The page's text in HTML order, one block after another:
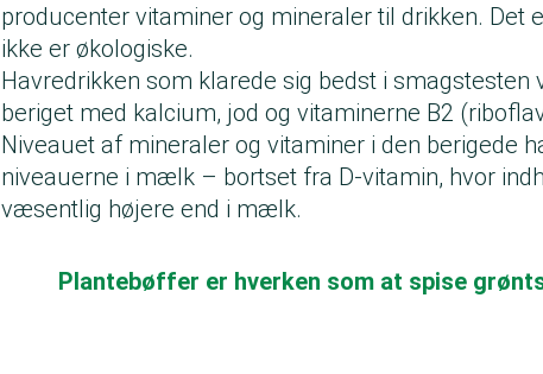
producenter vitaminer og mineraler til drikken. Det
ikke er økologiske.
Havredrikken som klarede sig bedst i smagstesten
beriget med kalcium, jod og vitaminerne B2
Niveauet af mineraler og vitaminer i den berigede
niveauerne i mælk – bortset fra D-vitamin, hvor
væsentlig højere end i mælk.
Plantebøffer er hverken som at spise